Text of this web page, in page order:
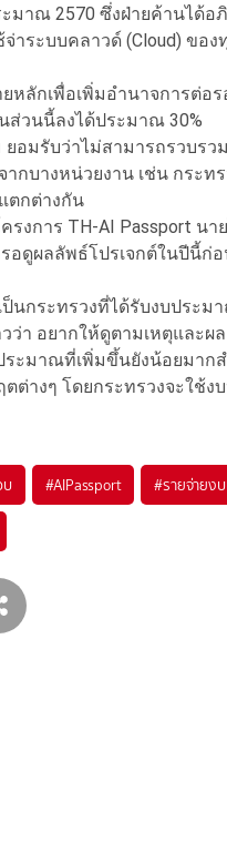
มาณ 2570 ซึ่งฝ่ายค้านได้อ
าระบบคลาวด์ (Cloud) ของ
หลักเพื่อเพิ่มอำนาจการต่
ส่วนนี้ลงได้ประมาณ 30%
ยอมรับว่าไม่สามารถรวบร
ากบางหน่วยงาน เช่น กระ
ตกต่างกัน
งการ TH-AI Passport น
รอดูผลลัพธ์โปรเจกต์ในปีนี้
นกระทรวงที่ได้รับงบประม
ว่า อยากให้ดูตามเหตุและผ
ระมาณที่เพิ่มขึ้นยังน้อยมา
ต่างๆ โดยกระทรวงจะใช้
บ #AIPassport #รายจ่ายง